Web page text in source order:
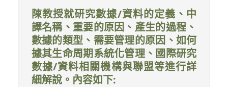
陳教授就研究數據/資料的定義、中
譯名稱、重要的原因、產生的過程、
數據的類型、需要管理的原因、如何
據其生命周期系統化管理、國際研究
數據/資料相關機構與聯盟等進行詳
細解說。內容如下: